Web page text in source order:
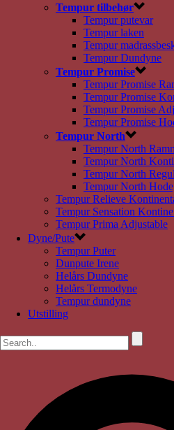
Tempur tilbehør
Tempur putevar
Tempur laken
Tempur
Tempur Dundyne
Tempur Promise
Tempur Promise
Tempur Promise
Tempur Promise
Tempur Promise
Tempur North
Tempur North
Tempur North
Tempur North
Tempur North
Tempur Relieve
Tempur Sensation
Tempur Prima Adjustable
Dyne/Pute
Tempur Puter
Dunpute Irene
Helårs Dundyne
Helårs Termodyne
Tempur dundyne
Utstilling